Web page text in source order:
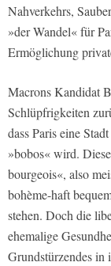
Nahverkehrs,
»der Wandel« für
Ermöglichung
Macrons Kandidat
Schlüpfrigkeiten
dass Paris eine
»bobos« wird.
bourgeois«, also
bohème-haft
stehen. Doch die
ehemalige
Grundstürzendes